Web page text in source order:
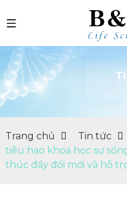
Trang chủ Tin tức
tiêu hao khoa học sự
thúc đẩy đổi mới và hỗ